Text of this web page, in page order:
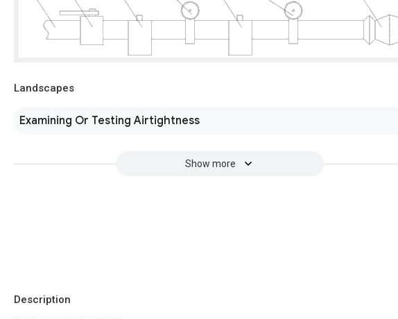
Landscapes
Examining Or Testing Airtightness
Show more
Description